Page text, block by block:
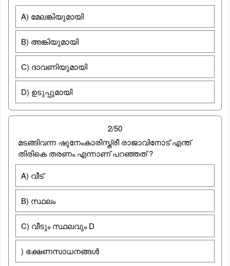
A) മേലങ്കിയുമായി
B) അങ്കിയുമായി
C) ദാവണിയുമായി
D) ഉടുപ്പുമായി
2/50
മടങ്ങിവന്ന ഷുനേംകാരിസ്ത്രീ രാജാവിനോട് എന്ത്
തിരികെ തരണം എന്നാണ് പറഞ്ഞത് ?
A) വീട്
B) സ്ഥലം
C) വീടും സ്ഥലവും D
) ഭക്ഷണസാധനങ്ങൾ